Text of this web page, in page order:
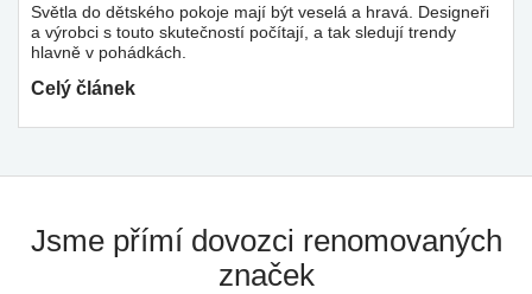
Světla do dětského pokoje mají být veselá a hravá. Designeři
a výrobci s touto skutečností počítají, a tak sledují trendy
hlavně v pohádkách.
Celý článek
Jsme přímí dovozci renomovaných
značek